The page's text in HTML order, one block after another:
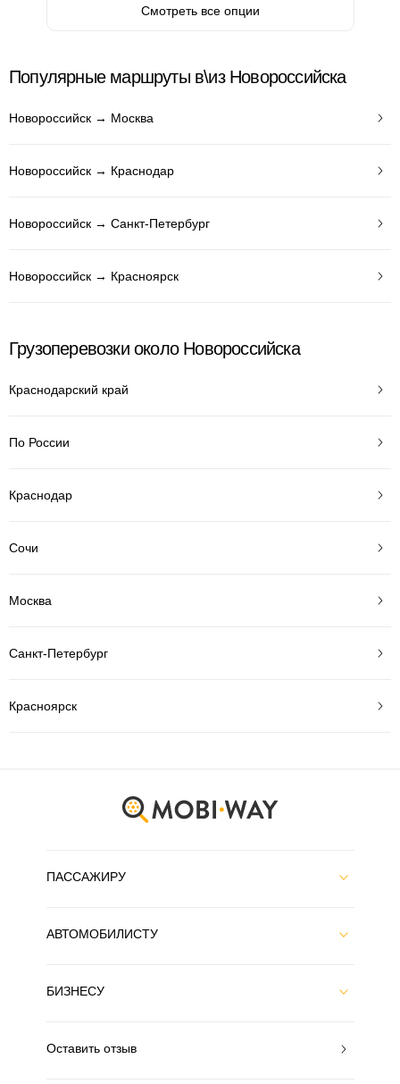
Смотреть все опции
Популярные маршруты в\из Новороссийска
Новороссийск → Москва
Новороссийск → Краснодар
Новороссийск → Санкт-Петербург
Новороссийск → Красноярск
Грузоперевозки около Новороссийска
Краснодарский край
По России
Краснодар
Сочи
Москва
Санкт-Петербург
Красноярск
ПАССАЖИРУ
АВТОМОБИЛИСТУ
БИЗНЕСУ
Оставить отзыв